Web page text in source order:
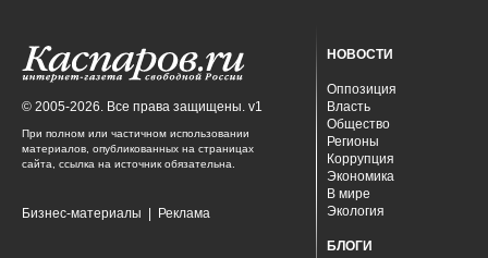
© 2005-2026. Все права защищены. v1
При полном или частичном использовании
материалов, опубликованных на страницах
сайта, ссылка на источник обязательна.
Бизнес-материалы Реклама
НОВОСТИ
Оппозиция
Власть
Общество
Регионы
Коррупция
Экономика
В мире
Экология
БЛОГИ